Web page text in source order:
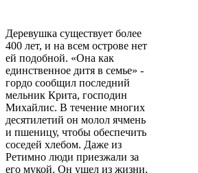
Деревушка существует более
400 лет, и на всем острове нет
ей подобной. «Она как
единственное дитя в семье» -
гордо сообщил последний
мельник Крита, господин
Михайлис. В течение многих
десятилетий он молол ячмень
и пшеницу, чтобы обеспечить
соседей хлебом. Даже из
Ретимно люди приезжали за
его мукой. Он ушел из жизни,